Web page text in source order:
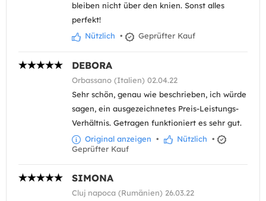
bleiben nicht über den knien. Sonst alles
perfekt!
Nützlich • Geprüfter Kauf
DEBORA
Orbassano (Italien) 02.04.22
Sehr schön, genau wie beschrieben, ich würde
sagen, ein ausgezeichnetes Preis-Leistungs-
Verhältnis. Getragen funktioniert es sehr gut.
Original anzeigen • Nützlich •
Geprüfter Kauf
SIMONA
Cluj napoca (Rumänien) 26.03.22